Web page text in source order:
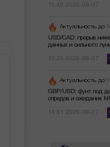
15:46 2026-08-07
Актуальность до
USD/CAD: прорыв
данных и сильного
15:25 2026-08-07
Актуальность до
GBP/USD: фунт под
спредов и ожидания
14:51 2026-08-07